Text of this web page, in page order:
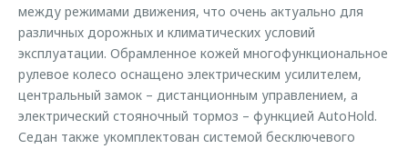
между режимами движения, что очень актуально для
различных дорожных и климатических условий
эксплуатации. Обрамленное кожей многофункциональное
рулевое колесо оснащено электрическим усилителем,
центральный замок – дистанционным управлением, а
электрический стояночный тормоз – функцией AutoHold.
Седан также укомплектован системой бесключевого